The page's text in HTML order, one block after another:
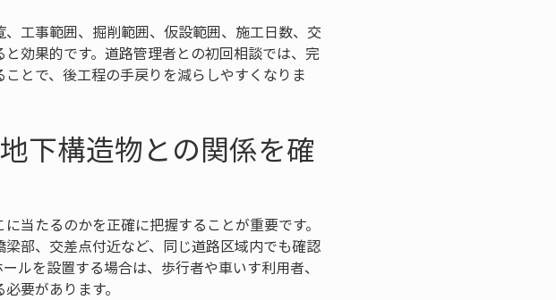
工事範囲、掘削範囲、仮設範囲、施工日数、交
効果的です。道路管理者との初回相談では、完
とで、後工程の手戻りを減らしやすくなりま
下構造物との関係を確
当たるのかを正確に把握することが重要です。
部、交差点付近など、同じ道路区域内でも確認
ルを設置する場合は、歩行者や車いす利用者、
要があります。